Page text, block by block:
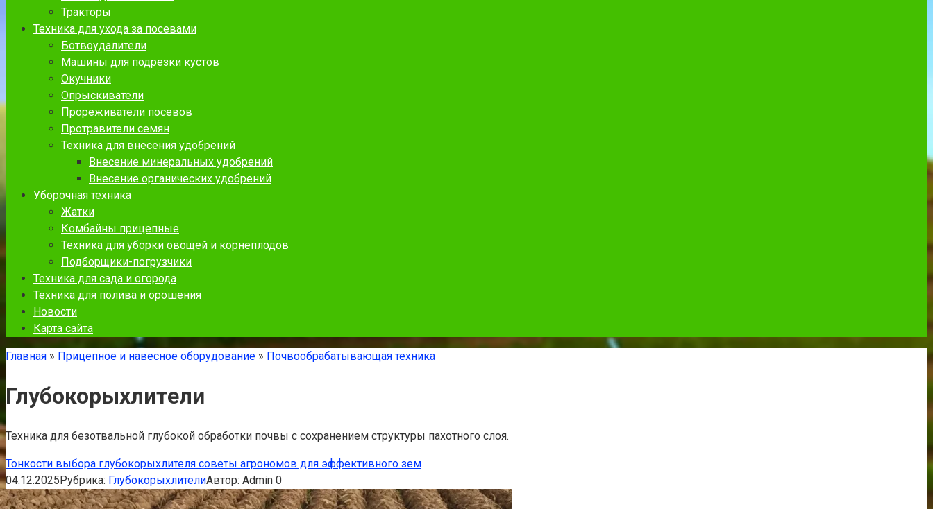
Тракторы
Техника для ухода за посевами
Ботвоудалители
Машины для подрезки кустов
Окучники
Опрыскиватели
Прореживатели посевов
Протравители семян
Техника для внесения удобрений
Внесение минеральных удобрений
Внесение органических удобрений
Уборочная техника
Жатки
Комбайны прицепные
Техника для уборки овощей и корнеплодов
Подборщики-погрузчики
Техника для сада и огорода
Техника для полива и орошения
Новости
Карта сайта
Главная » Прицепное и навесное оборудование » Почвообрабатывающая техника
Глубокорыхлители
Техника для безотвальной глубокой обработки почвы с сохранением структуры пахотного слоя.
Тонкости выбора глубокорыхлителя советы агрономов для эффективного зем
04.12.2025Рубрика: ГлубокорыхлителиАвтор: Admin 0